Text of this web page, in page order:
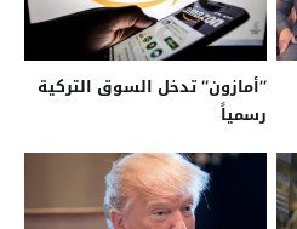
’’أمازون‘‘ تدخل السوق التركية
رسمياً